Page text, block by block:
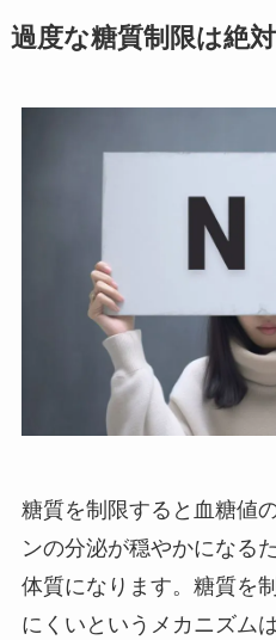
過度な糖質制限は絶
糖質を制限すると血糖値
ンの分泌が穏やかになる
体質になります。糖質を
にくいというメカニズム